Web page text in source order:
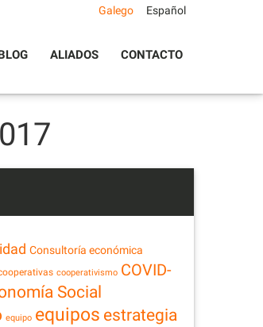
ALIADOS CONTACTO
Galego Español
Consultoría económica
cooperativismo COVID-
Social
equipo equipos estrategia